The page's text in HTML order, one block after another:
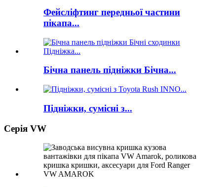
Фейсліфтинг передньої частини
пікапа...
Бічна панель підніжки Бічна...
Підніжки, сумісні з...
Серія VW